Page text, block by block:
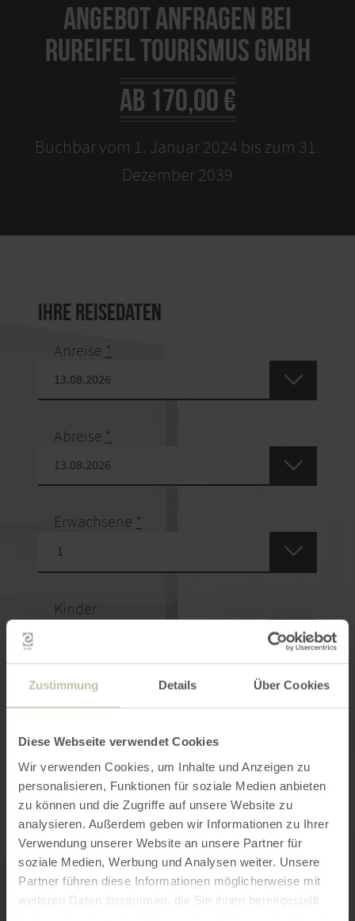
Zustimmung Details Über Cookies
Diese Webseite verwendet Cookies
Wir verwenden Cookies, um Inhalte und Anzeigen zu
personalisieren, Funktionen für soziale Medien anbieten
zu können und die Zugriffe auf unsere Website zu
analysieren. Außerdem geben wir Informationen zu Ihrer
Verwendung unserer Website an unsere Partner für
soziale Medien, Werbung und Analysen weiter. Unsere
Partner führen diese Informationen möglicherweise mit
weiteren Daten zusammen, die Sie ihnen bereitgestellt
ANGEBOT ANFRAGEN BEI
RUREIFEL TOURISMUS GMBH
AB 170,00 €
Buchbar vom 1. Januar 2024 bis zum 31.
Dezember 2039
Ihre Reisedaten
Anreise *
Abreise *
Erwachsene *
Kinder
Einzelzimmer
Doppelzimmer
Ihre Kontaktdaten